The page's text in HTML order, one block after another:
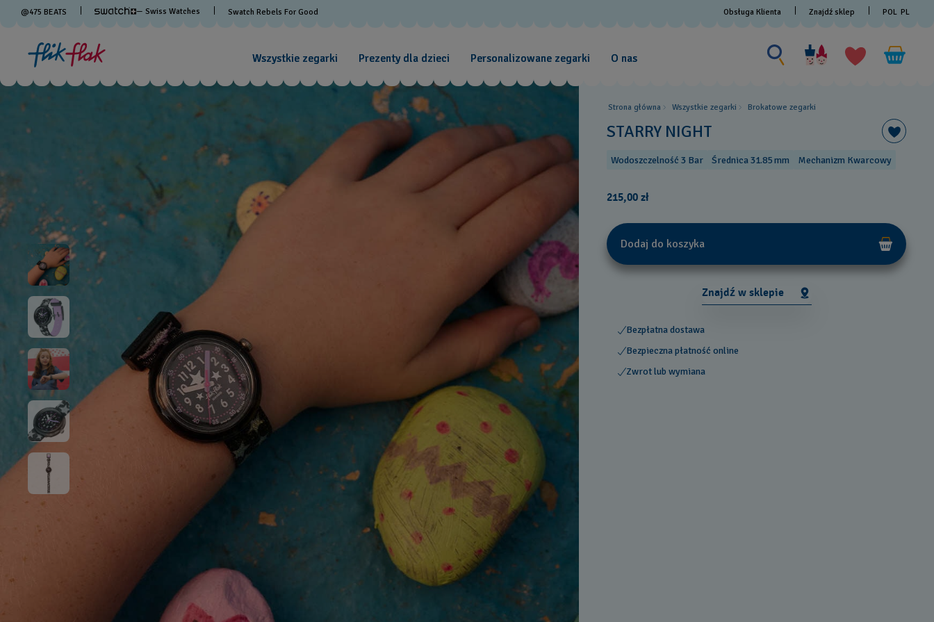
@475 BEATS — Swiss Watches Swatch Rebels For Good Obsługa Klienta Znajdź sklep POL PL
Wszystkie zegarki Prezenty dla dzieci Personalizowane zegarki O nas
Wyszukaj
coś
Strona główna Wszystkie zegarki Brokatowe zegarki
STARRY NIGHT
Wodoszczelność 3 Bar Średnica 31.85 mm Mechanizm Kwarcowy
215,00 zł
Dodaj do koszyka
Znajdź w sklepie
Bezpłatna dostawa
Bezpieczna płatność online
Zwrot lub wymiana